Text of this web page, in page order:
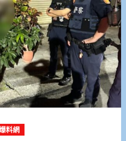
料網